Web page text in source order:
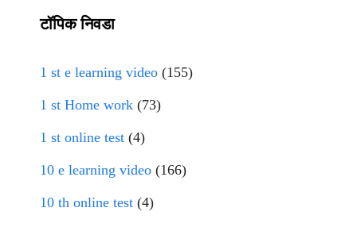
टॉपिक निवडा
1 st e learning video (155)
1 st Home work (73)
1 st online test (4)
10 e learning video (166)
10 th online test (4)